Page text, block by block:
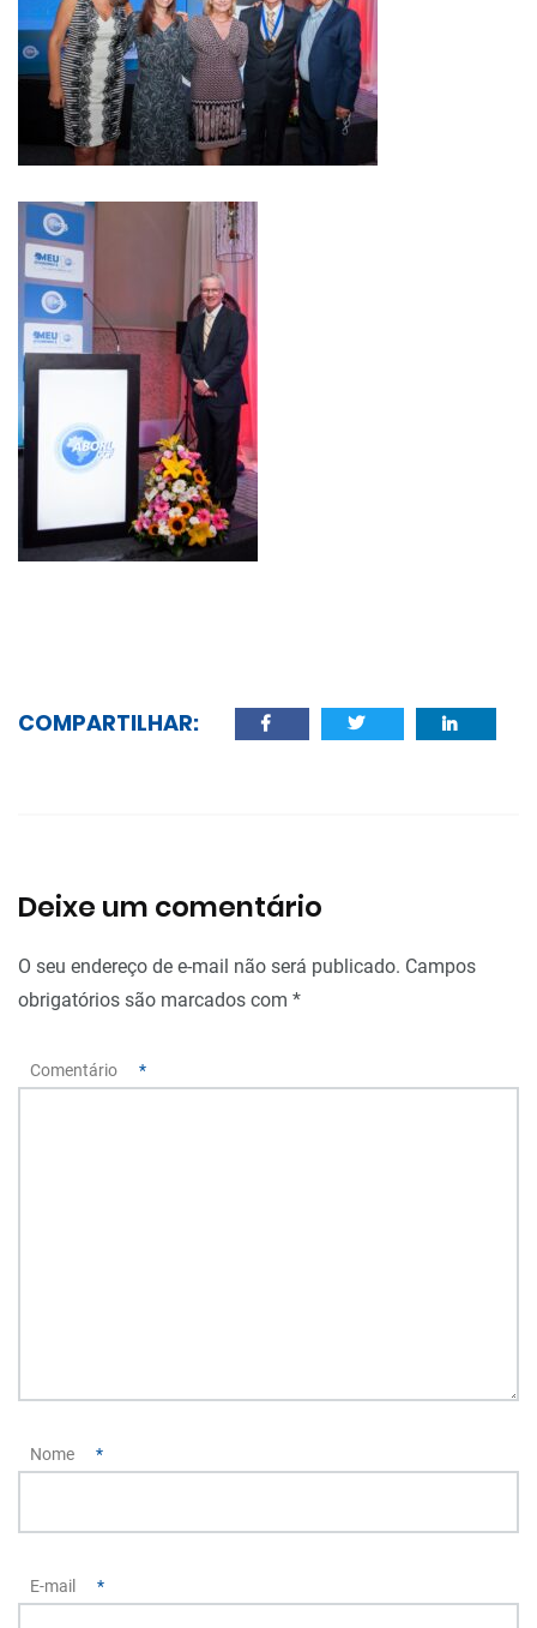
COMPARTILHAR:
Deixe um comentário
O seu endereço de e-mail não será publicado. Campos
obrigatórios são marcados com *
Comentário *
Nome *
E-mail *